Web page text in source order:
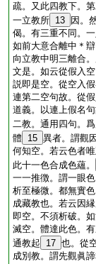
疏。又此四教下。
一立教所 13
因。
偈。有三重不同。
如前大意合離中＊
向立教中明三離合
文是。如云從假入
説即是空。從空入
連第二空句故。從
道義。以連上假名
二教。通用四句。
體
15 異者。謂觀
何知空。若云色者
此十一色合成色蘊。
一一推徴。謂一眼
析至極微。都無實
成藏教也。若云因
即空。不須析破。
滅空。體達此色。
通教起
17 也。從
成別教。謂先觀眞